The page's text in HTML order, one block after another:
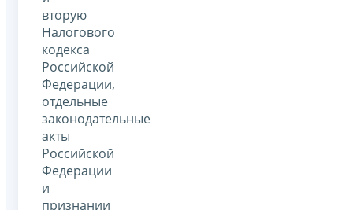
вторую
Налогового
кодекса
Российской
Федерации,
отдельные
законодательные
акты
Российской
Федерации
и
признании